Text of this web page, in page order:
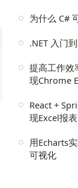
为什么 C#
.NET 入门
提高工作效
现Chrome
React +
现Excel报
用Echarts
可视化